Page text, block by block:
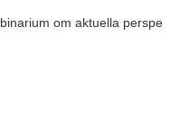
om aktuella perspe